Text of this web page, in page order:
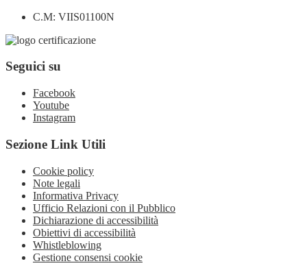
C.M: VIIS01100N
Seguici su
Facebook
Youtube
Instagram
Sezione Link Utili
Cookie policy
Note legali
Informativa Privacy
Ufficio Relazioni con il Pubblico
Dichiarazione di accessibilità
Obiettivi di accessibilità
Whistleblowing
Gestione consensi cookie